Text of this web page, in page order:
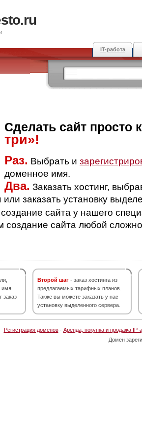
IT-работа
Сделать сайт просто
три»!
Раз. Выбрать и
доменное имя.
Два. Заказать хостинг,
заказать установку
создание сайта у нашего
создание сайта любой
имя.
заказ
Второй шаг - заказ хостинга из
предлагаемых тарифных планов.
Также вы можете заказать у нас
установку выделенного сервера.
Регистрация доменов· Аренда, покупка и продажа IP-
Домен